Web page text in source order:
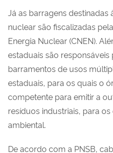
Já as barragens
nuclear são fiscalizadas
Energia Nuclear (CNEN).
estaduais são
barramentos de usos
estaduais, para os quais o
competente para emitir a
resíduos industriais, para
ambiental.
De acordo com a PNSB,